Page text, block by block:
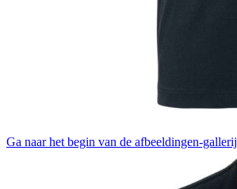
Ga naar het begin van de afbeeldingen-gallerij